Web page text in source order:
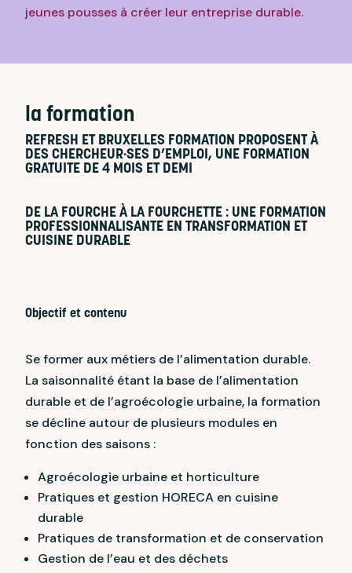
jeunes pousses à créer leur entreprise durable.
la formation
REFRESH ET BRUXELLES FORMATION PROPOSENT À
DES CHERCHEUR·SES D’EMPLOI, UNE FORMATION
GRATUITE DE 4 MOIS ET DEMI
DE LA FOURCHE À LA FOURCHETTE : UNE FORMATION
PROFESSIONNALISANTE EN TRANSFORMATION ET
CUISINE DURABLE
Objectif et contenu
Se former aux métiers de l’alimentation durable.
La saisonnalité étant la base de l’alimentation
durable et de l’agroécologie urbaine, la formation
se décline autour de plusieurs modules en
fonction des saisons :
Agroécologie urbaine et horticulture
Pratiques et gestion HORECA en cuisine
durable
Pratiques de transformation et de conservation
Gestion de l’eau et des déchets